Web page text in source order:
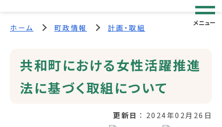
メニュー
ホーム 町政情報 計画・取組
共和町における女性活躍推進
法に基づく取組について
更新日 2024年02月26日